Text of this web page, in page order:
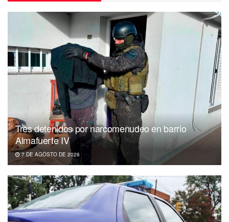
Tres detenidos por narcomenudeo en barrio
Almafuerte IV
7 DE AGOSTO DE 2026